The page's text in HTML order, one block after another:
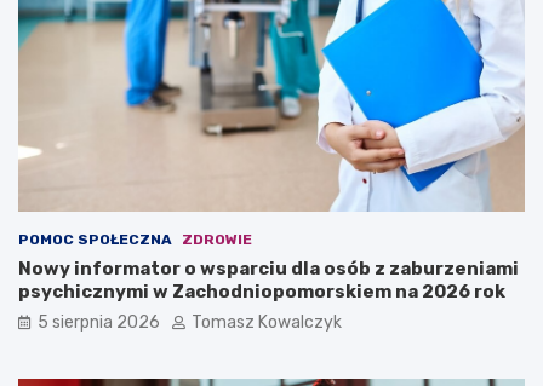
POMOC SPOŁECZNA ZDROWIE
Nowy informator o wsparciu dla osób z zaburzeniami
psychicznymi w Zachodniopomorskiem na 2026 rok
5 sierpnia 2026 Tomasz Kowalczyk